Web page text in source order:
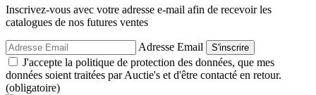
Inscrivez-vous avec votre adresse e-mail afin de recevoir les
catalogues de nos futures ventes
Adresse Email S'inscrire
J'accepte la politique de protection des données, que mes
données soient traitées par Auctie's et d'être contacté en retour.
(obligatoire)